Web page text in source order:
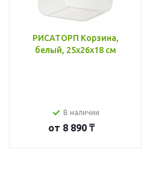
РИСАТОРП Корзина,
белый, 25x26x18 см
В наличии
от 8 890 ₸